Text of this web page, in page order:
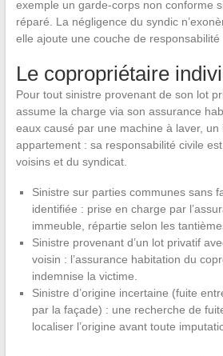
exemple un garde-corps non conforme
réparé. La négligence du syndic
elle ajoute une couche de responsabilité
Le copropriétaire
Pour tout sinistre provenant de son lot
assume la charge via son assurance
eaux causé par une machine à laver,
appartement : sa responsabilité civile
voisins et du syndicat.
Sinistre sur parties communes sans
identifiée : prise en charge par
immeuble, répartie selon les
Sinistre provenant d’un lot privatif
voisin : l’assurance habitation du
indemnise la victime.
Sinistre d’origine incertaine (fuite
par la façade) : une recherche de
localiser l’origine avant toute